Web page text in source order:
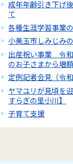
成年年齢引き下げ
て
各種生涯学習事業
小美玉市しみじみ
出産祝い事業 令
のお子さまから増
定例記者会見（令
ヤマユリが見頃を
すらぎの里小川】
子育て支援